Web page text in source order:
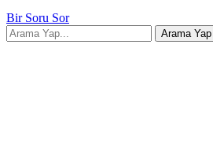
Bir Soru Sor